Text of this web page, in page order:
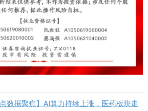
点数据聚焦】AI算力持续上涨，医药板块走